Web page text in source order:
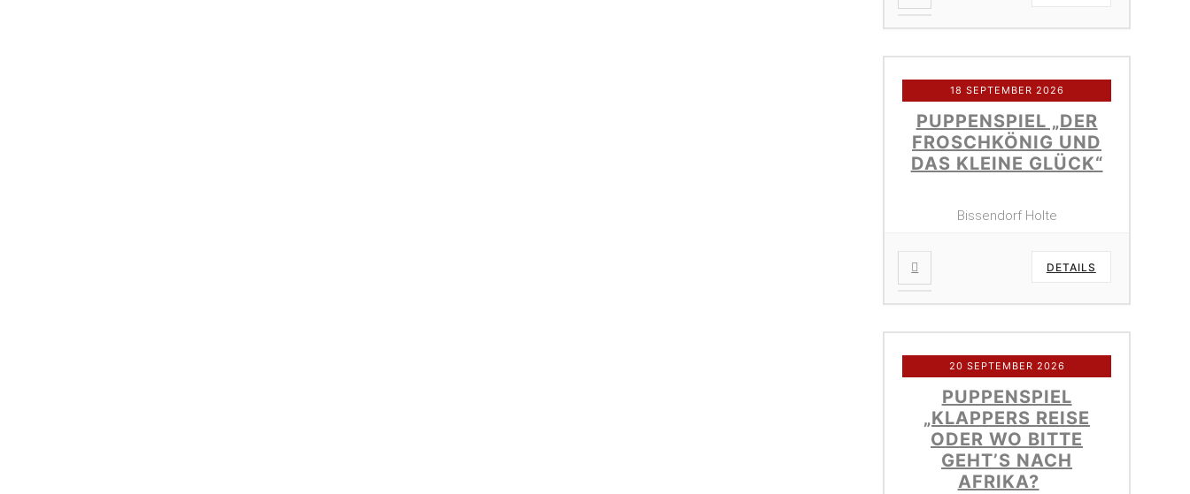
18 SEPTEMBER 2026
PUPPENSPIEL „DER
FROSCHKÖNIG UND
DAS KLEINE GLÜCK“
Bissendorf Holte
DETAILS
20 SEPTEMBER 2026
PUPPENSPIEL
„KLAPPERS REISE
ODER WO BITTE
GEHT’S NACH
AFRIKA?